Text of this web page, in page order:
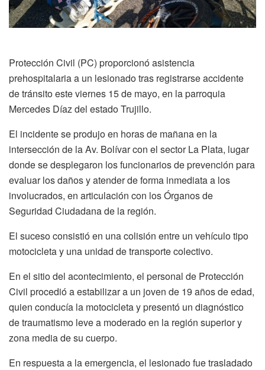
Protección Civil (PC) proporcionó asistencia
prehospitalaria a un lesionado tras registrarse accidente
de tránsito este viernes 15 de mayo, en la parroquia
Mercedes Díaz del estado Trujillo.
El incidente se produjo en horas de mañana en la
intersección de la Av. Bolívar con el sector La Plata, lugar
donde se desplegaron los funcionarios de prevención para
evaluar los daños y atender de forma inmediata a los
involucrados, en articulación con los Órganos de
Seguridad Ciudadana de la región.
El suceso consistió en una colisión entre un vehículo tipo
motocicleta y una unidad de transporte colectivo.
En el sitio del acontecimiento, el personal de Protección
Civil procedió a estabilizar a un joven de 19 años de edad,
quien conducía la motocicleta y presentó un diagnóstico
de traumatismo leve a moderado en la región superior y
zona media de su cuerpo.
En respuesta a la emergencia, el lesionado fue trasladado